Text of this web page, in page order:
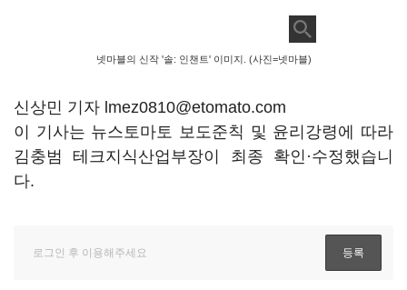
넷마블의 신작 '솔: 인챈트' 이미지. (사진=넷마블)
신상민 기자 lmez0810@etomato.com
이 기사는 뉴스토마토 보도준칙 및 윤리강령에 따라
김충범 테크지식산업부장이 최종 확인·수정했습니
다.